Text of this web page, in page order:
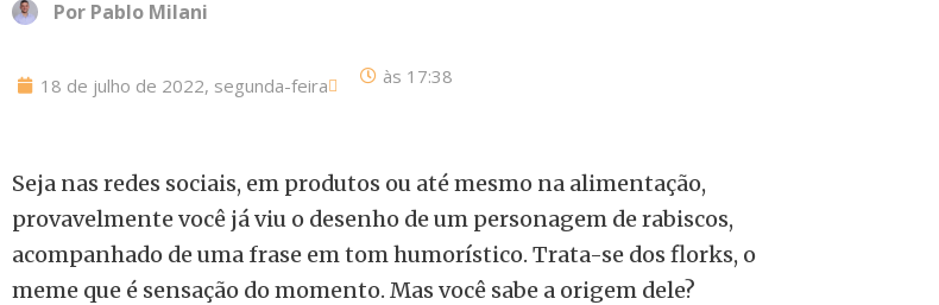
Por Pablo Milani
18 de julho de 2022, segunda-feira às 17:38
Seja nas redes sociais, em produtos ou até mesmo na alimentação,
provavelmente você já viu o desenho de um personagem de rabiscos,
acompanhado de uma frase em tom humorístico. Trata-se dos florks, o
meme que é sensação do momento. Mas você sabe a origem dele?